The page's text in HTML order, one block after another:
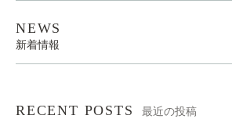
NEWS
新着情報
RECENT POSTS 最近の投稿